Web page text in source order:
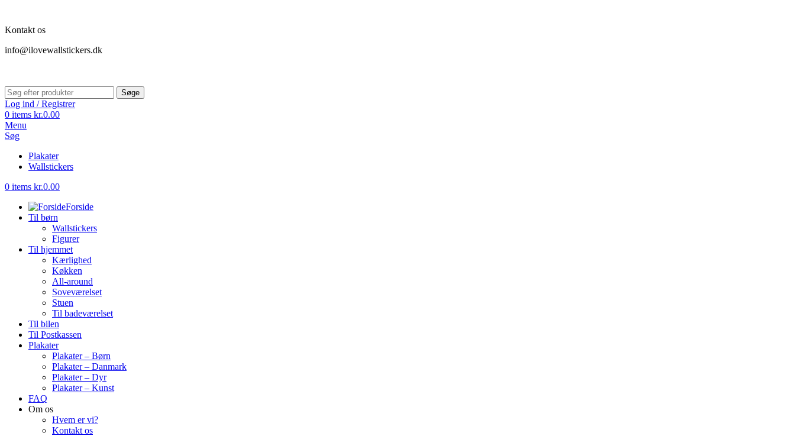
Kontakt os
info@ilovewallstickers.dk
Søge
Log ind / Registrer
0 items kr.0.00
Menu
Søg
Plakater
Wallstickers
0 items kr.0.00
Forside
Til børn
Wallstickers
Figurer
Til hjemmet
Kærlighed
Køkken
All-around
Soveværelset
Stuen
Til badeværelset
Til bilen
Til Postkassen
Plakater
Plakater – Børn
Plakater – Danmark
Plakater – Dyr
Plakater – Kunst
FAQ
Om os
Hvem er vi?
Kontakt os